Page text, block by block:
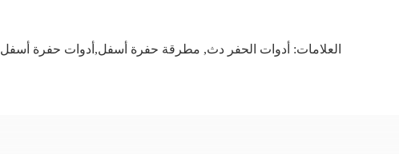
العلامات: أدوات الحفر دث, مطرقة حفرة أسفل,أدوات حفرة أسفل